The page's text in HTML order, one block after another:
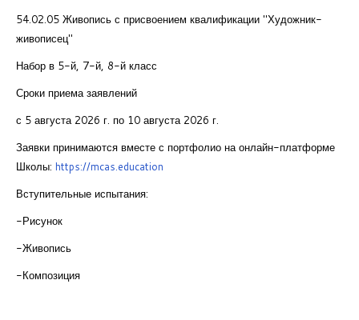
54.02.05 Живопись с присвоением квалификации "Художник-
живописец"
Набор в 5-й, 7-й, 8-й класс
Сроки приема заявлений
с 5 августа 2026 г. по 10 августа 2026 г.
Заявки принимаются вместе с портфолио на онлайн-платформе
Школы: https://mcas.education
Вступительные испытания:
-Рисунок
-Живопись
-Композиция